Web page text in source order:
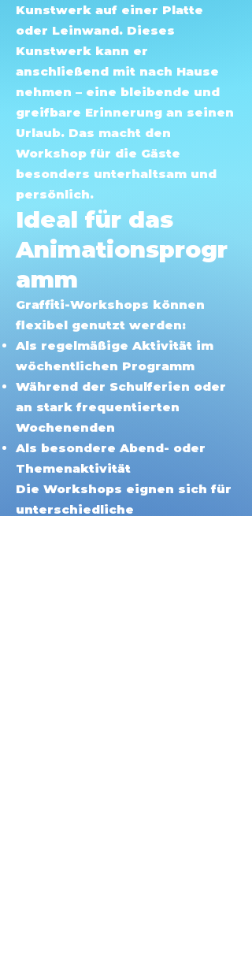
Kunstwerk auf einer Platte
oder Leinwand. Dieses
Kunstwerk kann er
anschließend mit nach Hause
nehmen – eine bleibende und
greifbare Erinnerung an seinen
Urlaub. Das macht den
Workshop für die Gäste
besonders unterhaltsam und
persönlich.
Ideal für das
Animationsprogr
amm
Graffiti-Workshops können
flexibel genutzt werden:
Als regelmäßige Aktivität im
wöchentlichen Programm
Während der Schulferien oder
an stark frequentierten
Wochenenden
Als besondere Abend- oder
Themenaktivität
Die Workshops eignen sich für
unterschiedliche